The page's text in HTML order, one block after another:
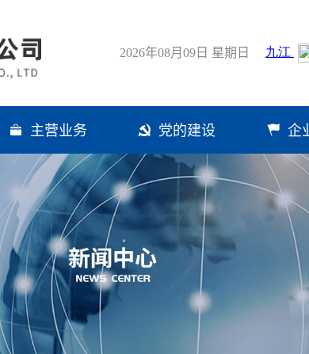
2026年08月09日 星期日
主营业务 党的建设 企